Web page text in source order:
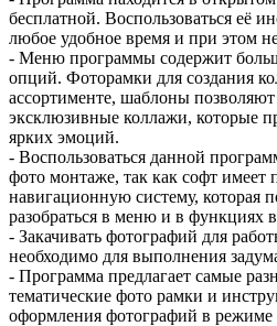
бесплатной. Воспользоваться её
любое удобное время и при этом
- Меню программы содержит
опций. Фоторамки для создания
ассортименте, шаблоны позволяют
эксклюзивные коллажи, которые
ярких эмоций.
- Воспользоваться данной
фото монтаже, так как софт имеет
навигационную систему, которая
разобраться в меню и в функциях
- Закачивать фотографий для
необходимо для выполнения
- Программа предлагает самые
тематические фото рамки и
оформления фотографий в режиме